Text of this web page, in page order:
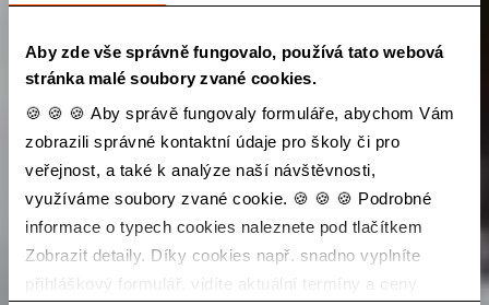
Aby zde vše správně fungovalo, používá tato webová
stránka malé soubory zvané cookies.
🍪 🍪 🍪 Aby správě fungovaly formuláře, abychom Vám
zobrazili správné kontaktní údaje pro školy či pro
veřejnost, a také k analýze naší návštěvnosti,
využíváme soubory zvané cookie. 🍪 🍪 🍪 Podrobné
informace o typech cookies naleznete pod tlačítkem
Zobrazit detaily. Díky cookies např. snadno vyplníte
přihláškový formulář, vidíte aktuální termíny a ceny